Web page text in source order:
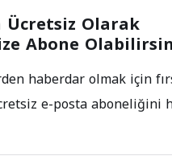
Ücretsiz Olarak
Abone Olabilirsin
haberdar olmak için
e-posta aboneliğini